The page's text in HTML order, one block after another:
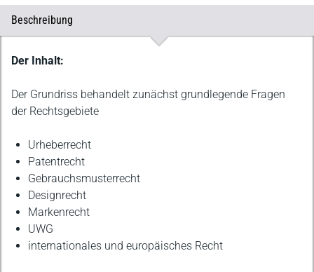
Beschreibung
Beschreibung
Der Inhalt:
Der Grundriss behandelt zunächst grundlegende Fragen
der Rechtsgebiete
Urheberrecht
Patentrecht
Gebrauchsmusterrecht
Designrecht
Markenrecht
UWG
internationales und europäisches Recht